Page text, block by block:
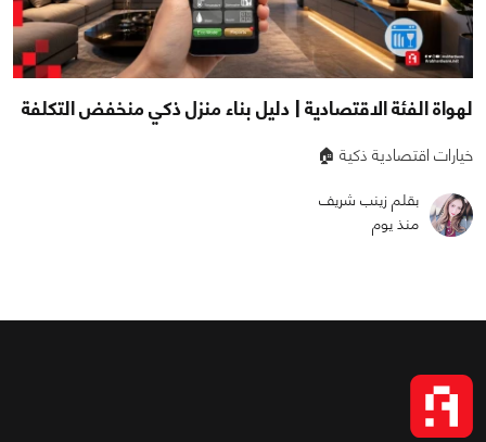
لهواة الفئة الاقتصادية | دليل بناء منزل ذكي منخفض التكلفة
خيارات اقتصادية ذكية 🏠
بقلم زينب شريف
منذ يوم